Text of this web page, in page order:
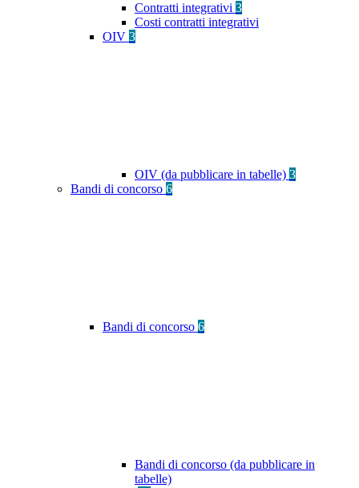
Contratti integrativi 3
Costi contratti integrativi
OIV 3
OIV (da pubblicare in tabelle) 3
Bandi di concorso 6
Bandi di concorso 6
Bandi di concorso (da pubblicare in
tabelle)